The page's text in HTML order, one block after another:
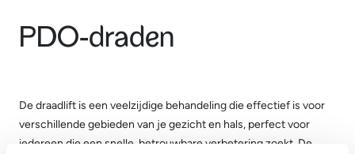
PDO-draden
De draadlift is een veelzijdige behandeling die effectief is voor
verschillende gebieden van je gezicht en hals, perfect voor
iedereen die een snelle, betrouwbare verbetering zoekt. De